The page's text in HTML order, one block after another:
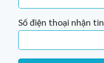
Số điện thoại nhận tin